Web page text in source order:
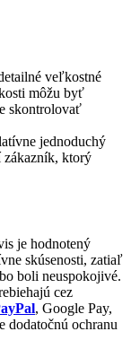
veľkostné
môžu byť
skontrolovať
jednoduchý
zákazník, ktorý
je hodnotený
skúsenosti, zatiaľ
boli neuspokojivé.
cez
, Google Pay,
dodatočnú ochranu